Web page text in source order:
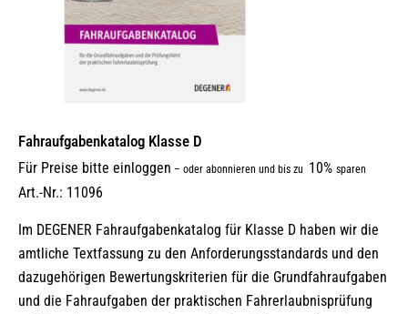
Fahraufgabenkatalog Klasse D
Für Preise bitte einloggen – oder abonnieren und bis zu 10% sparen
Art.-Nr.: 11096
Im DEGENER Fahraufgabenkatalog für Klasse D haben wir die
amtliche Textfassung zu den Anforderungsstandards und den
dazugehörigen Bewertungskriterien für die Grundfahraufgaben
und die Fahraufgaben der praktischen Fahrerlaubnisprüfung